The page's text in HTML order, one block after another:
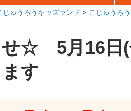
じゅうろうキッズランド > こじゅうろ
☆ 5月16日(
す